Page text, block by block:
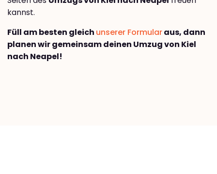
kannst.
Füll am besten gleich unserer Formularaus, dann
planen wir gemeinsam deinen Umzug von Kiel
nach Neapel!